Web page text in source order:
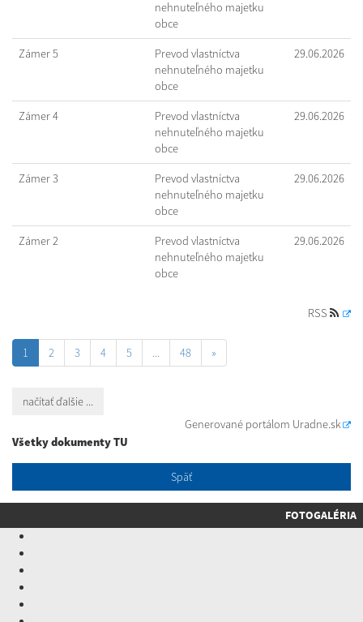
nehnuteľného majetku
obce
Zámer 5
Prevod vlastníctva
nehnuteľného majetku
obce
29.06.2026
Zámer 4
Prevod vlastníctva
nehnuteľného majetku
obce
29.06.2026
Zámer 3
Prevod vlastníctva
nehnuteľného majetku
obce
29.06.2026
Zámer 2
Prevod vlastníctva
nehnuteľného majetku
obce
29.06.2026
RSS
1 2 3 4 5 ... 48 »
načítať ďalšie ...
Generované portálom Uradne.sk
Všetky dokumenty TU
Späť
FOTOGALÉRIA